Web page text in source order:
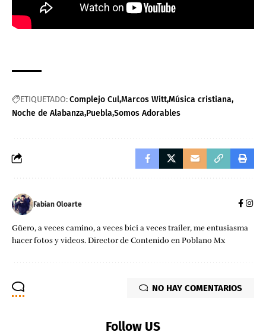
ETIQUETADO:Complejo CulMarcos WittMúsica cristiana
Noche de Alabanza Puebla Somos Adorables
Fabian Oloarte
Güero, a veces camino, a veces bici a veces trailer, me entusiasma
hacer fotos y videos. Director de Contenido en Poblano Mx
NO HAY COMENTARIOS
Follow US